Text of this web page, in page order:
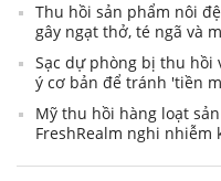
Thu hồi sản phẩm nôi
gây ngạt thở, té ngã và
Sạc dự phòng bị thu hồi
ý cơ bản để tránh 'tiền
Mỹ thu hồi hàng loạt
FreshRealm nghi nhiễm